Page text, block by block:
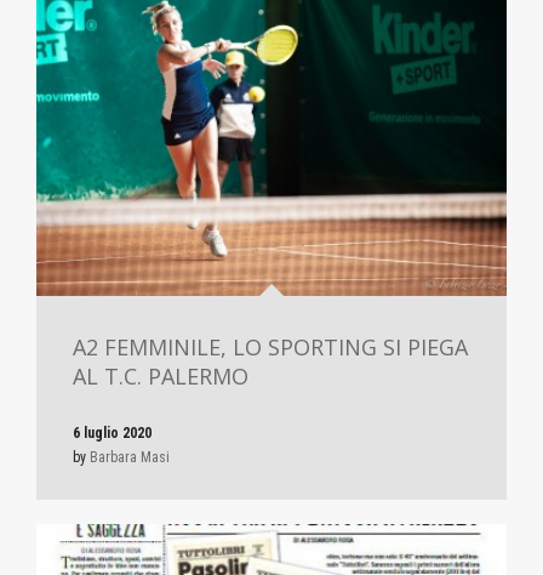
A2 FEMMINILE, LO SPORTING SI PIEGA
AL T.C. PALERMO
6 luglio 2020
by Barbara Masi